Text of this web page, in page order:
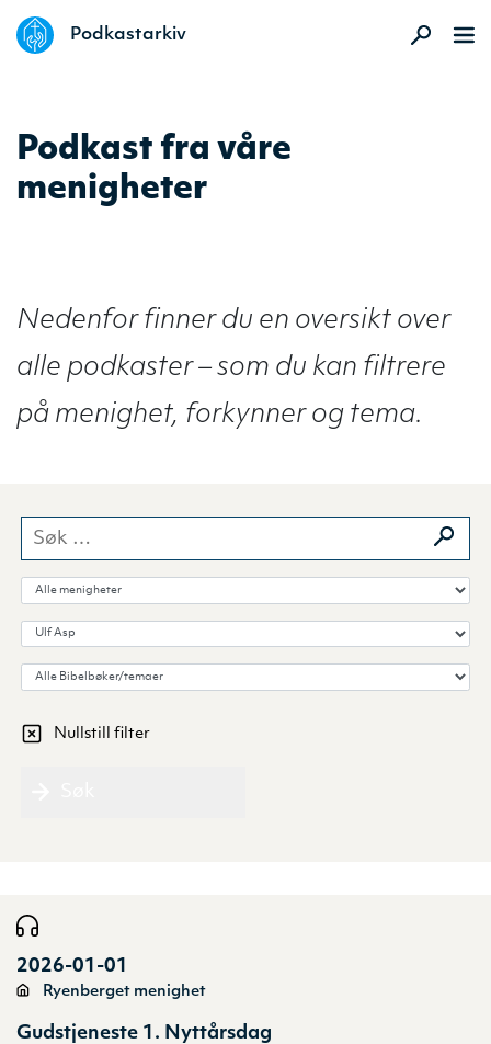
Podkastarkiv
Podkast fra våre
menigheter
Nedenfor finner du en oversikt over
alle podkaster – som du kan filtrere
på menighet, forkynner og tema.
Søk etter:
Velg menighet
Velg forkynner
Velg Bibelbok/tema
Nullstill filter
2026-01-01
Ryenberget menighet
Gudstjeneste 1. Nyttårsdag